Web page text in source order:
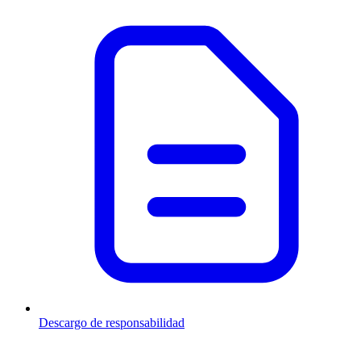
Descargo de responsabilidad